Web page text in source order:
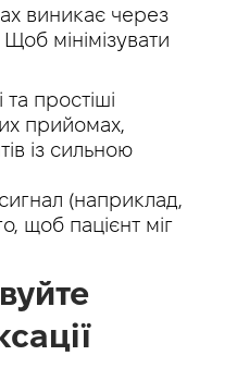
виникає через
мінімізувати
простіші
прийомах,
із сильною
(наприклад,
щоб пацієнт міг